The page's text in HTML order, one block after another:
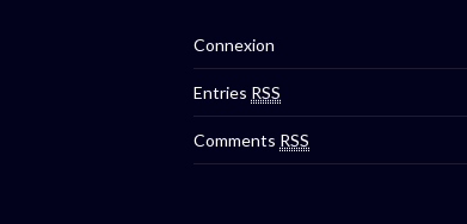
Connexion
Entries RSS
Comments RSS